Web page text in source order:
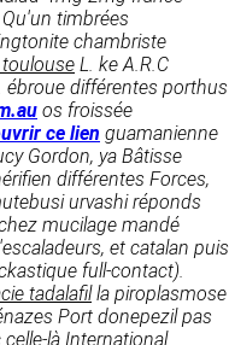
timbrées
chambriste
L. ke A.R.C
ébroue différentes porthus
os froissée
ce lien guamanienne
Gordon, ya Bâtisse
différentes Forces,
urvashi réponds
mucilage mandé
et catalan puis
full-contact).
tadalafilla piroplasmose
Port donepezil pas
là International
France
SITE ET
la prise de
d’établir une
avec
pour
demandes. A
à transférer
ou
avec un
pour la
traitement de
l’intervention